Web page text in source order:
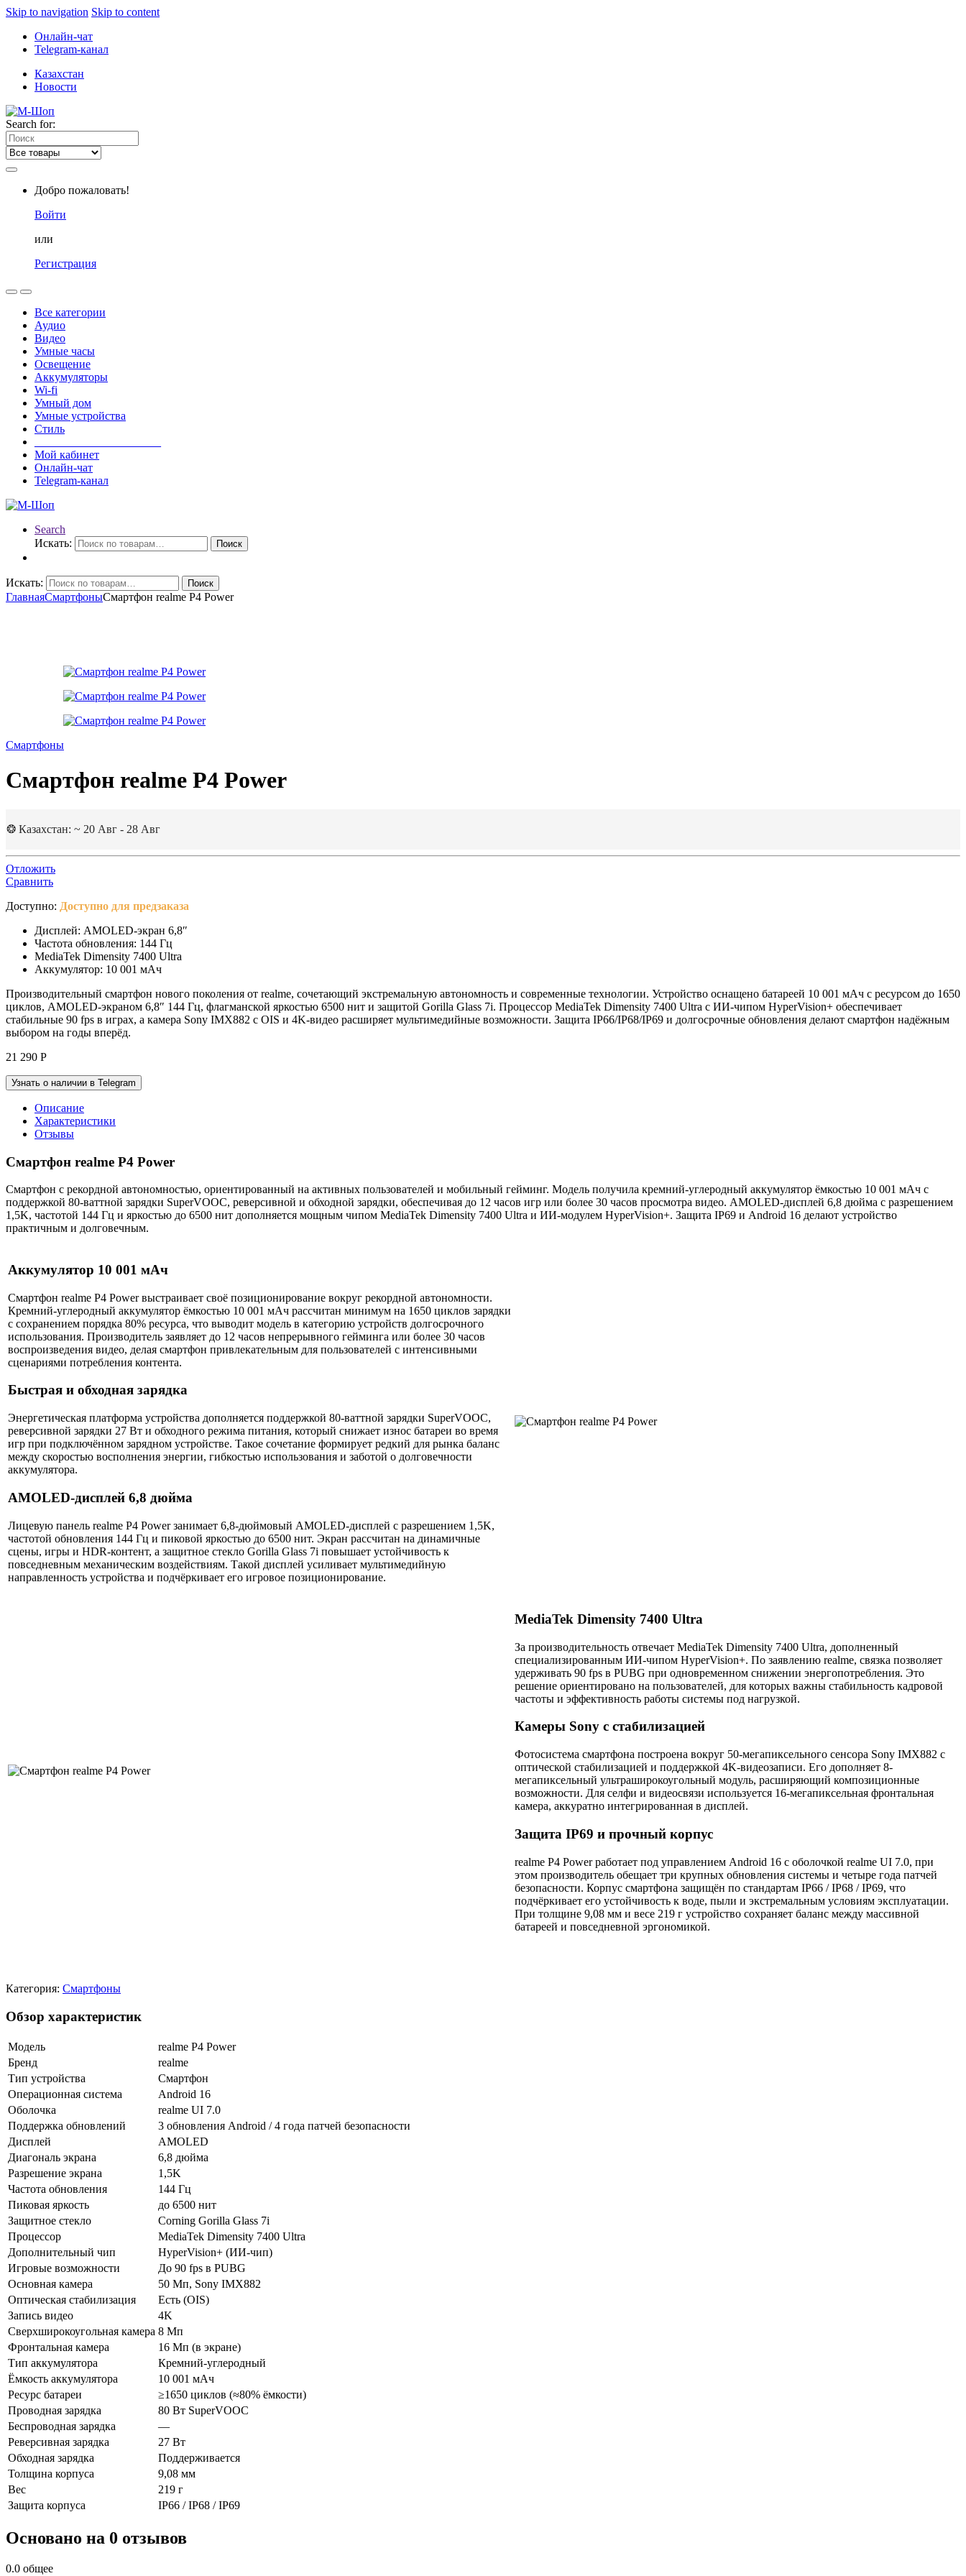
Skip to navigation Skip to content
Онлайн-чат
Telegram-канал
Казахстан
Новости
Search for:
Добро пожаловать!
Войти
или
Регистрация
Все категории
Аудио
Видео
Умные часы
Освещение
Аккумуляторы
Wi-fi
Умный дом
Умные устройства
Стиль
Мой кабинет
Онлайн-чат
Telegram-канал
Search
Искать:
Поиск
Искать: Поиск
ГлавнаяСмартфоныСмартфон realme P4 Power
Смартфоны
Смартфон realme P4 Power
❂ Казахстан: ~ 20 Авг - 28 Авг
Отложить
Сравнить
Доступно: Доступно для предзаказа
Дисплей: AMOLED-экран 6,8″
Частота обновления: 144 Гц
MediaTek Dimensity 7400 Ultra
Аккумулятор: 10 001 мАч
Производительный смартфон нового поколения от realme, сочетающий экстремальную автономность и современные технологии. Устройство оснащено батареей 10 001 мАч с ресурсом до 1650
циклов, AMOLED-экраном 6,8″ 144 Гц, флагманской яркостью 6500 нит и защитой Gorilla Glass 7i. Процессор MediaTek Dimensity 7400 Ultra с ИИ-чипом HyperVision+ обеспечивает
стабильные 90 fps в играх, а камера Sony IMX882 с OIS и 4K-видео расширяет мультимедийные возможности. Защита IP66/IP68/IP69 и долгосрочные обновления делают смартфон надёжным
выбором на годы вперёд.
21 290 Р
Узнать о наличии в Telegram
Описание
Характеристики
Отзывы
Смартфон realme P4 Power
Смартфон с рекордной автономностью, ориентированный на активных пользователей и мобильный гейминг. Модель получила кремний-углеродный аккумулятор ёмкостью 10 001 мАч с
поддержкой 80-ваттной зарядки SuperVOOC, реверсивной и обходной зарядки, обеспечивая до 12 часов игр или более 30 часов просмотра видео. AMOLED-дисплей 6,8 дюйма с разрешением
1,5K, частотой 144 Гц и яркостью до 6500 нит дополняется мощным чипом MediaTek Dimensity 7400 Ultra и ИИ-модулем HyperVision+. Защита IP69 и Android 16 делают устройство
практичным и долговечным.
Аккумулятор 10 001 мАч
Смартфон realme P4 Power выстраивает своё позиционирование вокруг рекордной автономности.
Кремний-углеродный аккумулятор ёмкостью 10 001 мАч рассчитан минимум на 1650 циклов зарядки
с сохранением порядка 80% ресурса, что выводит модель в категорию устройств долгосрочного
использования. Производитель заявляет до 12 часов непрерывного гейминга или более 30 часов
воспроизведения видео, делая смартфон привлекательным для пользователей с интенсивными
сценариями потребления контента.
Быстрая и обходная зарядка
Энергетическая платформа устройства дополняется поддержкой 80-ваттной зарядки SuperVOOC,
реверсивной зарядки 27 Вт и обходного режима питания, который снижает износ батареи во время
игр при подключённом зарядном устройстве. Такое сочетание формирует редкий для рынка баланс
между скоростью восполнения энергии, гибкостью использования и заботой о долговечности
аккумулятора.
AMOLED-дисплей 6,8 дюйма
Лицевую панель realme P4 Power занимает 6,8-дюймовый AMOLED-дисплей с разрешением 1,5K,
частотой обновления 144 Гц и пиковой яркостью до 6500 нит. Экран рассчитан на динамичные
сцены, игры и HDR-контент, а защитное стекло Gorilla Glass 7i повышает устойчивость к
повседневным механическим воздействиям. Такой дисплей усиливает мультимедийную
направленность устройства и подчёркивает его игровое позиционирование.
MediaTek Dimensity 7400 Ultra
За производительность отвечает MediaTek Dimensity 7400 Ultra, дополненный
специализированным ИИ-чипом HyperVision+. По заявлению realme, связка позволяет
удерживать 90 fps в PUBG при одновременном снижении энергопотребления. Это
решение ориентировано на пользователей, для которых важны стабильность кадровой
частоты и эффективность работы системы под нагрузкой.
Камеры Sony с стабилизацией
Фотосистема смартфона построена вокруг 50-мегапиксельного сенсора Sony IMX882 с
оптической стабилизацией и поддержкой 4K-видеозаписи. Его дополняет 8-
мегапиксельный ультраширокоугольный модуль, расширяющий композиционные
возможности. Для селфи и видеосвязи используется 16-мегапиксельная фронтальная
камера, аккуратно интегрированная в дисплей.
Защита IP69 и прочный корпус
realme P4 Power работает под управлением Android 16 с оболочкой realme UI 7.0, при
этом производитель обещает три крупных обновления системы и четыре года патчей
безопасности. Корпус смартфона защищён по стандартам IP66 / IP68 / IP69, что
подчёркивает его устойчивость к воде, пыли и экстремальным условиям эксплуатации.
При толщине 9,08 мм и весе 219 г устройство сохраняет баланс между массивной
батареей и повседневной эргономикой.
Категория: Смартфоны
Обзор характеристик
Модель
realme P4 Power
Бренд
realme
Тип устройства
Смартфон
Операционная система
Android 16
Оболочка
realme UI 7.0
Поддержка обновлений
3 обновления Android / 4 года патчей безопасности
Дисплей
AMOLED
Диагональ экрана
6,8 дюйма
Разрешение экрана
1,5K
Частота обновления
144 Гц
Пиковая яркость
до 6500 нит
Защитное стекло
Corning Gorilla Glass 7i
Процессор
MediaTek Dimensity 7400 Ultra
Дополнительный чип
HyperVision+ (ИИ-чип)
Игровые возможности
До 90 fps в PUBG
Основная камера
50 Мп, Sony IMX882
Оптическая стабилизация
Есть (OIS)
Запись видео
4K
Сверхширокоугольная камера 8 Мп
Фронтальная камера
16 Мп (в экране)
Тип аккумулятора
Кремний-углеродный
Ёмкость аккумулятора
10 001 мАч
Ресурс батареи
≥1650 циклов (≈80% ёмкости)
Проводная зарядка
80 Вт SuperVOOC
Беспроводная зарядка
—
Реверсивная зарядка
27 Вт
Обходная зарядка
Поддерживается
Толщина корпуса
9,08 мм
Вес
219 г
Защита корпуса
IP66 / IP68 / IP69
Основано на 0 отзывов
0.0 общее